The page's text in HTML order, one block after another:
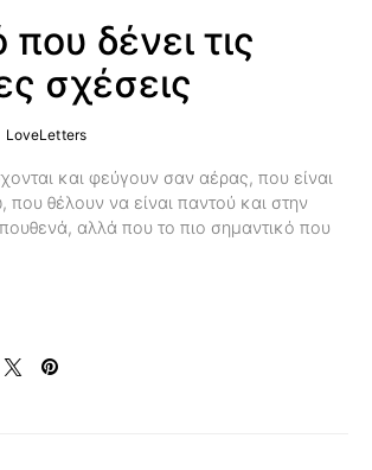
δένει τις
σχέσεις
LoveLetters
και φεύγουν σαν αέρας, που είναι
που θέλουν να είναι παντού και στην
αλλά που το πιο σημαντικό που